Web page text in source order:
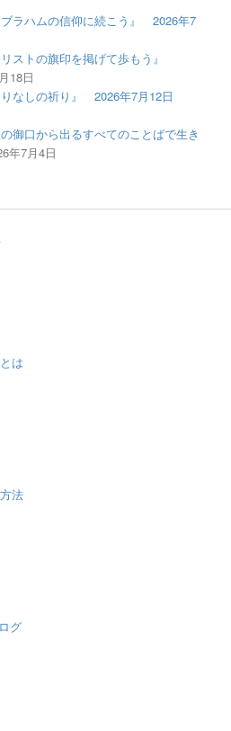
ラハムの信仰に続こう』 2026年7
ストの旗印を掲げて歩もう』
18日
なしの祈り』 2026年7月12日
御口から出るすべてのことばで生き
年7月4日
は
法
グ